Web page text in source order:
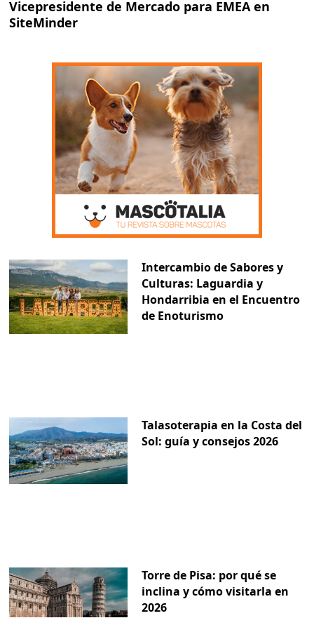
Vicepresidente de Mercado para EMEA en
SiteMinder
Intercambio de Sabores y
Culturas: Laguardia y
Hondarribia en el Encuentro
de Enoturismo
Talasoterapia en la Costa del
Sol: guía y consejos 2026
Torre de Pisa: por qué se
inclina y cómo visitarla en
2026